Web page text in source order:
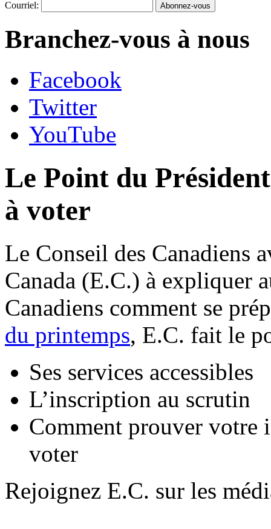
Courriel:
Branchez-vous à nous
Facebook
Twitter
YouTube
Le Point du
à voter
Le Conseil des Canadiens
Canada (E.C.) à expliquer
Canadiens comment se
du printemps, E.C. fait le
Ses services accessibles
L’inscription au scrutin
Comment prouver votre
voter
Rejoignez E.C. sur les